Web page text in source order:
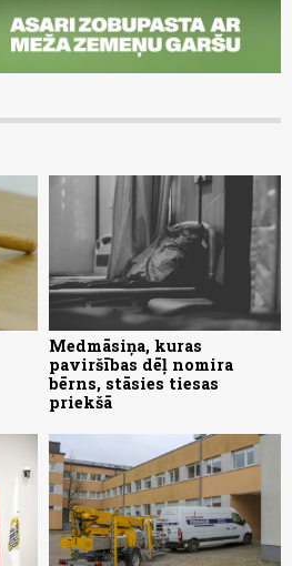
Medmāsiņa, kuras
paviršības dēļ nomira
bērns, stāsies tiesas
priekšā